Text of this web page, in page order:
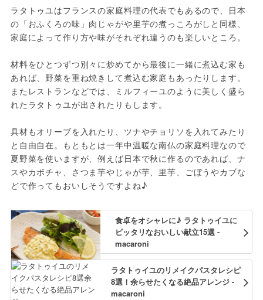
ラタトゥユはフランスの家庭料理の代表でもあるので、日本
の「おふくろの味」肉じゃがや里芋の煮っころがしと同様、
家庭によって作り方や味がそれぞれ違うのも楽しいところ。
材料をひとつずつ別々に炒めてから最後に一緒に煮込む家も
あれば、野菜を重ね焼きして煮込む家庭もあったりします。
またレストランなどでは、ミルフィーユのように美しく盛ら
れたラタトゥユが出されたりもします。
具材もオリーブを入れたり、ツナやチョリソを入れてみたり
と自由自在。もともとは一年中温暖な南仏の家庭料理なので
夏野菜を使いますが、例えば日本で秋に作るのであれば、ナ
スやカボチャ、さつま芋やじゃが芋、里芋、ごぼうやカブな
どで作ってもおいしそうですよね♪
食卓をオシャレに♪ ラタトゥイユに
ピッタリなおいしい献立15選 -
macaroni
ラタトゥイユのリメイクパスタレシピ
8選！余らせたくなる絶品アレンジ -
macaroni